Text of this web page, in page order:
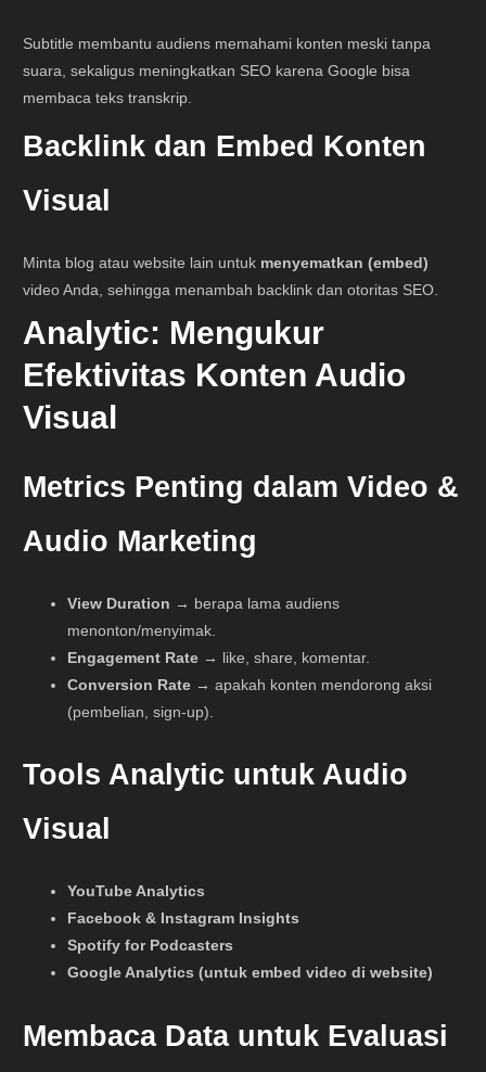
Subtitle membantu audiens memahami konten meski tanpa
suara, sekaligus meningkatkan SEO karena Google bisa
membaca teks transkrip.
Backlink dan Embed Konten
Visual
Minta blog atau website lain untuk menyematkan (embed)
video Anda, sehingga menambah backlink dan otoritas SEO.
Analytic: Mengukur
Efektivitas Konten Audio
Visual
Metrics Penting dalam Video &
Audio Marketing
View Duration → berapa lama audiens
menonton/menyimak.
Engagement Rate → like, share, komentar.
Conversion Rate → apakah konten mendorong aksi
(pembelian, sign-up).
Tools Analytic untuk Audio
Visual
YouTube Analytics
Facebook & Instagram Insights
Spotify for Podcasters
Google Analytics (untuk embed video di website)
Membaca Data untuk Evaluasi